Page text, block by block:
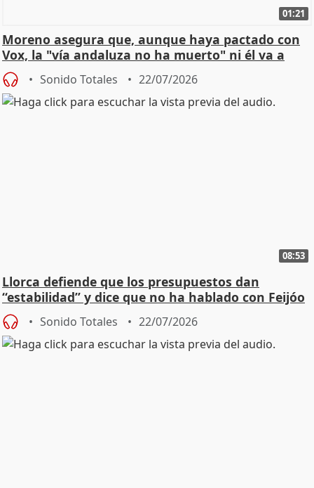
01:21
Moreno asegura que, aunque haya pactado con
Vox, la "vía andaluza no ha muerto" ni él va a
"cambiar"
Sonido Totales 22/07/2026
08:53
Llorca defiende que los presupuestos dan
“estabilidad” y dice que no ha hablado con Feijóo
Sonido Totales 22/07/2026